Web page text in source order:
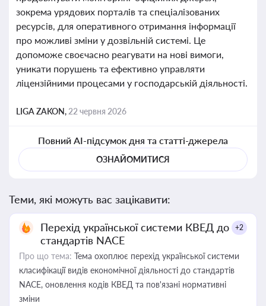
зокрема урядових порталів та спеціалізованих
ресурсів, для оперативного отримання інформації
про можливі зміни у дозвільній системі. Це
допоможе своєчасно реагувати на нові вимоги,
уникати порушень та ефективно управляти
ліцензійними процесами у господарській діяльності.
LIGA ZAKON, 22 червня 2026
Повний AI-підсумок дня та статті-джерела
ОЗНАЙОМИТИСЯ
Теми, які можуть вас зацікавити:
Перехід української системи КВЕД до
стандартів NACE
+2
Про що тема: Тема охоплює перехід української системи
класифікації видів економічної діяльності до стандартів
NACE, оновлення кодів КВЕД та пов'язані нормативні
зміни